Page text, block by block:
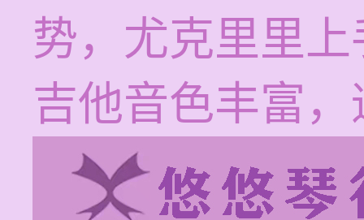
势，尤克里里
吉他音色丰富